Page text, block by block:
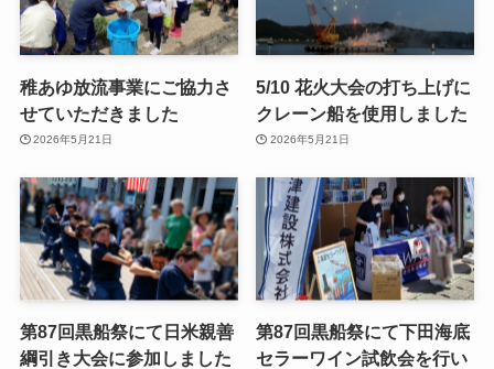
稚あゆ放流事業にご協力さ
せていただきました
2026年5月21日
5/10 花火大会の打ち上げに
クレーン船を使用しました
2026年5月21日
第87回黒船祭にて日米親善
綱引き大会に参加しました
第87回黒船祭にて下田海底
セラーワイン試飲会を行い